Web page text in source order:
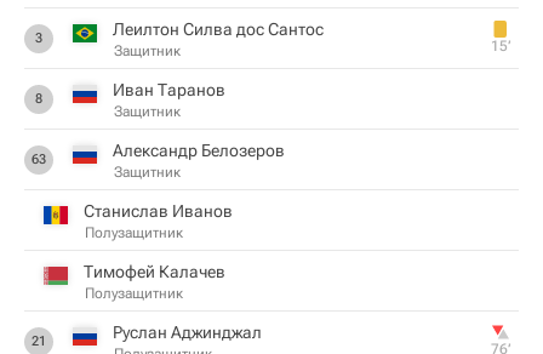
3 Леилтон Силва дос Сантос
Защитник 15‎’‎
8 Иван Таранов
Защитник
63 Александр Белозеров
Защитник
Станислав Иванов
Полузащитник
Тимофей Калачев
Полузащитник
21 Руслан Аджинджал
76‎’‎